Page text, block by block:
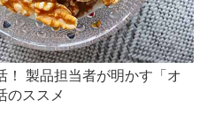
！ 製品担当者が明かす「オ
のススメ